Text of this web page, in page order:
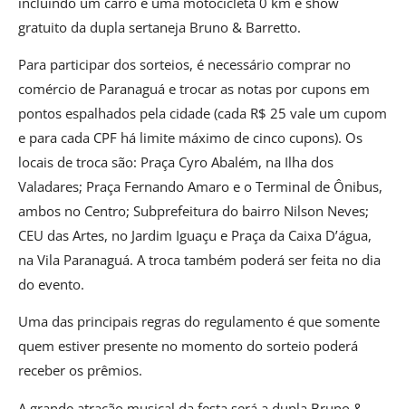
gratuito da dupla sertaneja Bruno & Barretto.
Para participar dos sorteios, é necessário comprar no
comércio de Paranaguá e trocar as notas por cupons em
pontos espalhados pela cidade (cada R$ 25 vale um cupom
e para cada CPF há limite máximo de cinco cupons). Os
locais de troca são: Praça Cyro Abalém, na Ilha dos
Valadares; Praça Fernando Amaro e o Terminal de Ônibus,
ambos no Centro; Subprefeitura do bairro Nilson Neves;
CEU das Artes, no Jardim Iguaçu e Praça da Caixa D’água,
na Vila Paranaguá. A troca também poderá ser feita no dia
do evento.
Uma das principais regras do regulamento é que somente
quem estiver presente no momento do sorteio poderá
receber os prêmios.